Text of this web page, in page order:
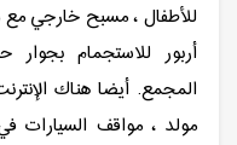
للأطفال ، مسبح خارجي مع
أربور للاستجمام
المجمع. أيضا هناك
مولد ، مواقف السيارات